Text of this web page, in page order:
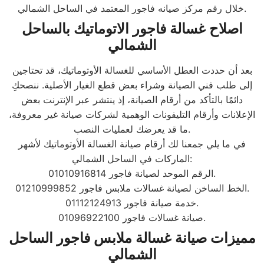
خلال رقم مركز صيانه فاجور المعتمد في الساحل الشمالي.
اصلاح غسالة فاجور الاتوماتيك بالساحل
الشمالي
بعد أن حددت العطل الأساسي للغسالة الأوتوماتيك، قد تحتاجين
إلى طلب فني الصيانة وشراء بعض قطع الغيار الأصلية. ننصحكِ
دائمًا بالتأكد من أرقام الصيانة، إذ ينتشر عبر الإنترنت بعض
الإعلانات وأرقام التليفونات الوهمية لشركات صيانة غير معروفة،
ما قد يعرضك لعمليات النصب.
في ما يلي جمعنا لك أرقام صيانة الغسالة الأوتوماتيك لأشهر
الماركات في الساحل الشمالي:
الرقم الموحد لصيانة فاجور 01010916814.
الخط الساخن لصيانة غسالات ملابس فاجور 01210999852.
خدمة صيانة فاجور 01112124913.
صيانة غسالات فاجور 01096922100.
مميزات صيانة غسالة ملابس فاجور الساحل
الشمالي